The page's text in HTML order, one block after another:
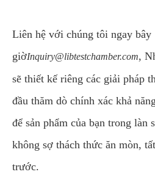
Liên hệ với chúng tôi ngay bây
giờInquiry@libtestchamber.com,
sẽ thiết kế riêng các giải pháp
đầu thăm dò chính xác khả
để sản phẩm của bạn trong làn
không sợ thách thức ăn mòn,
trước.